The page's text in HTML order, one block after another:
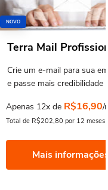
NOVO
Terra Mail
Crie um e-mail para sua
e passe mais credibilidade
Apenas 12x de R$16,90/
Total de R$202,80 por 12 meses
Mais